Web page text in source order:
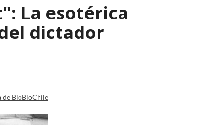
La esotérica
dictador
de BioBioChile